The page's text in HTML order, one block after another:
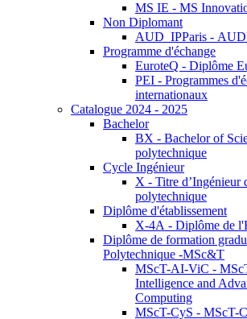
MS IE - MS
Non Diplomant
AUD_IPParis -
Programme d'échange
EuroteQ - Diplôme
PEI - Programmes
internationaux
Catalogue 2024 - 2025
Bachelor
BX - Bachelor of
polytechnique
Cycle Ingénieur
X - Titre d’Ingénieur
polytechnique
Diplôme d'établissement
X-4A - Diplôme de
Diplôme de formation
Polytechnique -MSc&T
MScT-AI-ViC -
Intelligence and
Computing
MScT-CyS - MScT-